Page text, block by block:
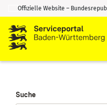
Zum Inhalt springen
Zur Suche springen
Offizielle Website –
Suche